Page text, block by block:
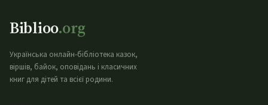
Biblioo.org
Українська онлайн-бібліотека казок,
віршів, байок, оповідань і класичних
книг для дітей та всієї родини.